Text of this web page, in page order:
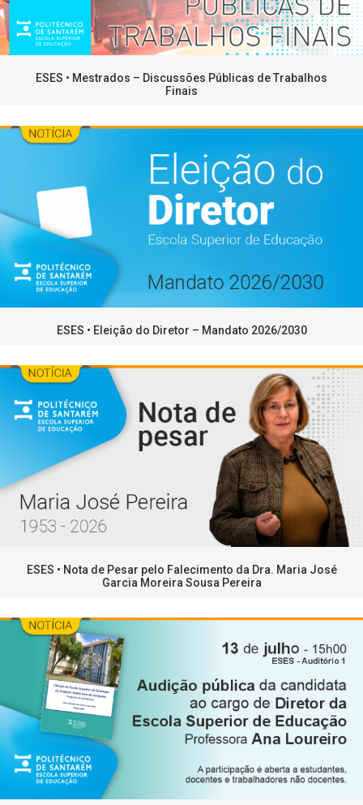
ESES • Mestrados – Discussões Públicas de Trabalhos
Finais
ESES • Eleição do Diretor – Mandato 2026/2030
ESES • Nota de Pesar pelo Falecimento da Dra. Maria José
Garcia Moreira Sousa Pereira